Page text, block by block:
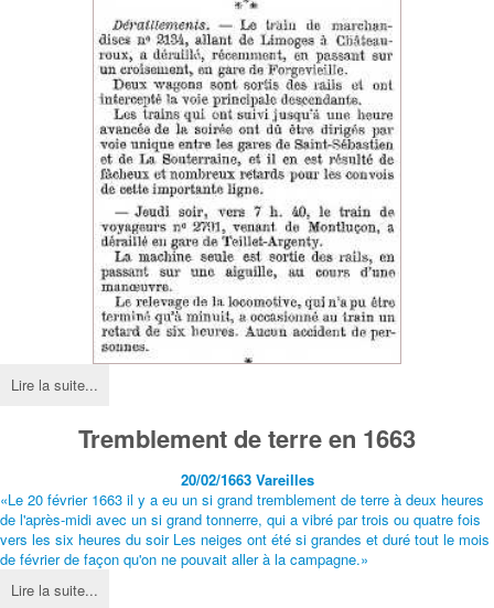
Lire la suite...
Tremblement de terre en 1663
20/02/1663 Vareilles
«Le 20 février 1663 il y a eu un si grand tremblement de terre à deux heures
de l'après-midi avec un si grand tonnerre, qui a vibré par trois ou quatre fois
vers les six heures du soir Les neiges ont été si grandes et duré tout le mois
de février de façon qu'on ne pouvait aller à la campagne.»
Lire la suite...